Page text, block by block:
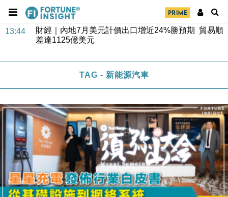
13:44
財經｜內地7月美元計價出口增近24%勝預期 貿易順
差達1125億美元
日圓干預創新高
國際｜特朗普料美伊戰事快結束 承認部分彈藥庫存緊
司
11:30
財經｜精星香港夥菜鳥拓全球智慧倉儲市場 加快海外
市場落地
14:50
地產｜大酒店中期轉賺2300萬元 斥21億翻新香港及
東京半島
13:12
國際｜特朗普赴洛杉磯高球場活動前 男子攜槍彈被捕
TAG - 新能源汽車